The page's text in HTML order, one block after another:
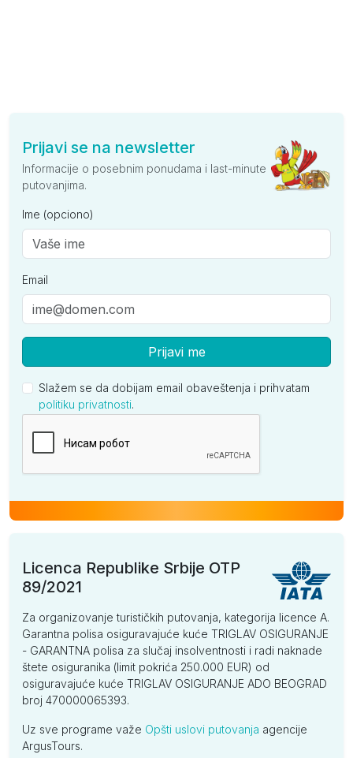
Prijavi se na newsletter
Informacije o posebnim ponudama i last-minute
putovanjima.
Ime (opciono)
Email
Prijavi me
Slažem se da dobijam email obaveštenja i prihvatam
politiku privatnosti.
Licenca Republike Srbije OTP
89/2021
Za organizovanje turističkih putovanja, kategorija licence A.
Garantna polisa osiguravajuće kuće TRIGLAV OSIGURANJE
- GARANTNA polisa za slučaj insolventnosti i radi naknade
štete osiguranika (limit pokrića 250.000 EUR) od
osiguravajuće kuće TRIGLAV OSIGURANJE ADO BEOGRAD
broj 470000065393.
Uz sve programe važe Opšti uslovi putovanja agencije
ArgusTours.